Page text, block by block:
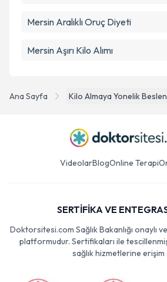
Ana Sayfa Kilo Almaya Yonelik
Mersin Aralıklı Oruç Diyeti
Mersin Aşırı Kilo Alımı
VideolarBlogOnline Terapi
SERTİFİKA VE
Doktorsitesi.com Sağlık Bakanlığı onaylı
platformudur. Sertifikaları ile
sağlık hizmetlerine erişim